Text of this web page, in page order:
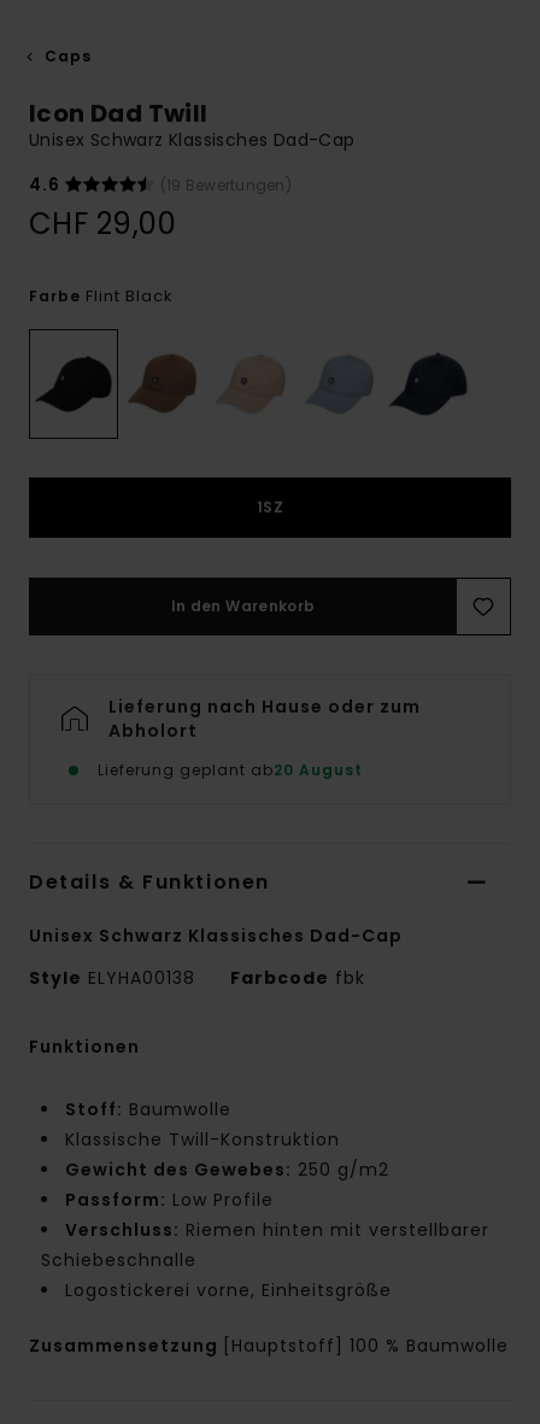
Caps
Icon Dad Twill
Unisex Schwarz Klassisches Dad-Cap
4.6
(19 Bewertungen)
CHF 29,00
Farbe Flint Black
1SZ
In den Warenkorb
Lieferung nach Hause oder zum
Abholort
Lieferung geplant ab20 August
Details & Funktionen
Unisex Schwarz Klassisches Dad-Cap
Style ELYHA00138 Farbcode fbk
Funktionen
Stoff: Baumwolle
Klassische Twill-Konstruktion
Gewicht des Gewebes: 250 g/m2
Passform: Low Profile
Verschluss: Riemen hinten mit verstellbarer
Schiebeschnalle
Logostickerei vorne, Einheitsgröße
Zusammensetzung [Hauptstoff] 100 % Baumwolle